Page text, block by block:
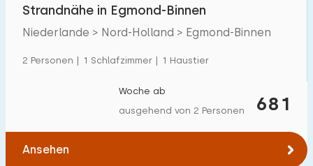
Strandnähe in Egmond-Binnen
Niederlande > Nord-Holland > Egmond-Binnen
2 Personen | 1 Schlafzimmer | 1 Haustier
681
Woche ab
ausgehend von 2 Personen
Ansehen